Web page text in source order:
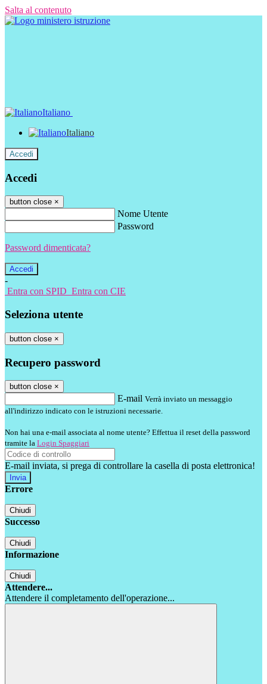
Salta al contenuto
Italiano
Italiano
Accedi
Accedi
button close ×
Nome Utente
Password
Password dimenticata?
-
Entra con SPID Entra con CIE
Seleziona utente
button close ×
Recupero password
button close ×
E-mail Verrà inviato un messaggio
all'indirizzo indicato con le istruzioni necessarie.
Non hai una e-mail associata al nome utente? Effettua il reset della password
tramite la Login Spaggiari
E-mail inviata, si prega di controllare la casella di posta elettronica!
Errore
Chiudi
Successo
Chiudi
Informazione
Chiudi
Attendere...
Attendere il completamento dell'operazione...